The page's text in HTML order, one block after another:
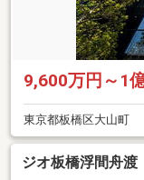
9,600万円～1
東京都板橋区大山町
ジオ板橋浮間舟